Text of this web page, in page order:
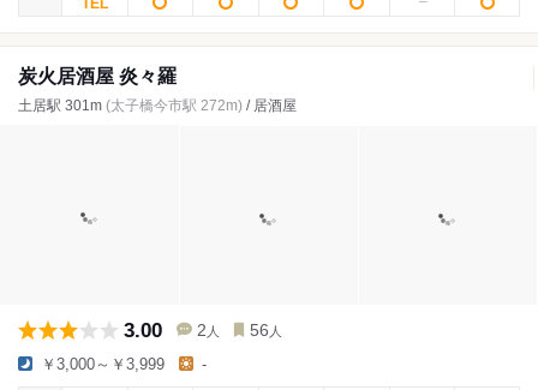
炭火居酒屋 炎々羅
土居駅 301m (太子橋今市駅 272m) / 居酒屋
3.00 2 人 56 人
￥3,000～￥3,999 -